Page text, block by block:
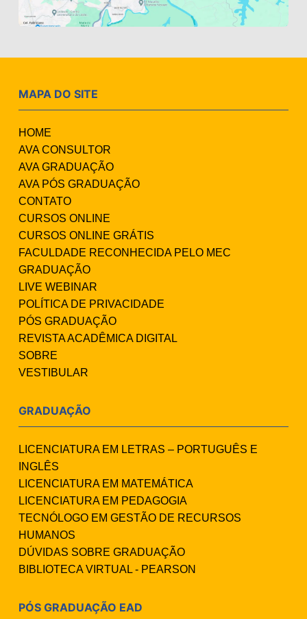
MAPA DO SITE
HOME
AVA CONSULTOR
AVA GRADUAÇÃO
AVA PÓS GRADUAÇÃO
CONTATO
CURSOS ONLINE
CURSOS ONLINE GRÁTIS
FACULDADE RECONHECIDA PELO MEC
GRADUAÇÃO
LIVE WEBINAR
POLÍTICA DE PRIVACIDADE
PÓS GRADUAÇÃO
REVISTA ACADÊMICA DIGITAL
SOBRE
VESTIBULAR
GRADUAÇÃO
LICENCIATURA EM LETRAS – PORTUGUÊS E
INGLÊS
LICENCIATURA EM MATEMÁTICA
LICENCIATURA EM PEDAGOGIA
TECNÓLOGO EM GESTÃO DE RECURSOS
HUMANOS
DÚVIDAS SOBRE GRADUAÇÃO
BIBLIOTECA VIRTUAL - PEARSON
PÓS GRADUAÇÃO EAD